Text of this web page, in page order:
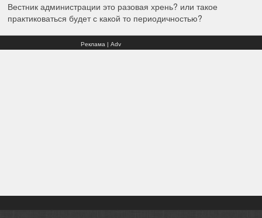
Вестник администрации это разовая хрень? или такое
практиковаться будет с какой то периодичностью?
Реклама | Adv